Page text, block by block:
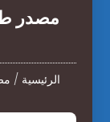
مصدر
الرئيسية /